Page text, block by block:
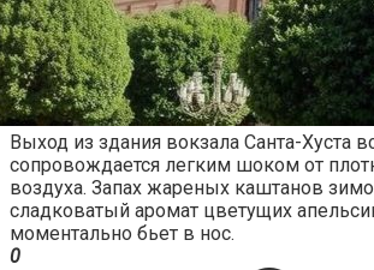
Выход из здания вокзала Санта-Хуста
сопровождается легким шоком от
воздуха. Запах жареных каштанов
сладковатый аромат цветущих
моментально бьет в нос.
0